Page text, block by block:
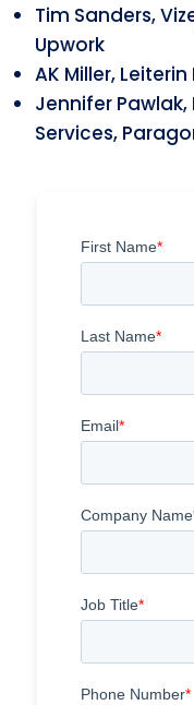
Tim Sanders,
Upwork
AK Miller,
Jennifer
Services,